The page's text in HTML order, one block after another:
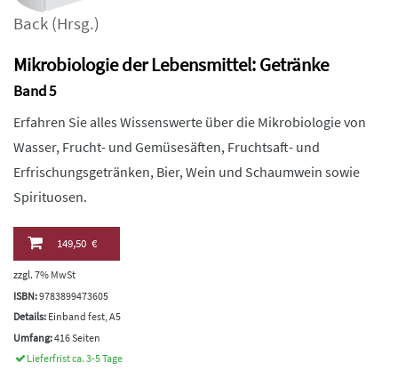
Back (Hrsg.)
Mikrobiologie der Lebensmittel: Getränke
Band 5
Erfahren Sie alles Wissenswerte über die Mikrobiologie von
Wasser, Frucht- und Gemüsesäften, Fruchtsaft- und
Erfrischungsgetränken, Bier, Wein und Schaumwein sowie
Spirituosen.
149,50 €
zzgl. 7% MwSt
ISBN:9783899473605
Details: Einband fest, A5
Umfang:416 Seiten
Lieferfrist ca. 3-5 Tage